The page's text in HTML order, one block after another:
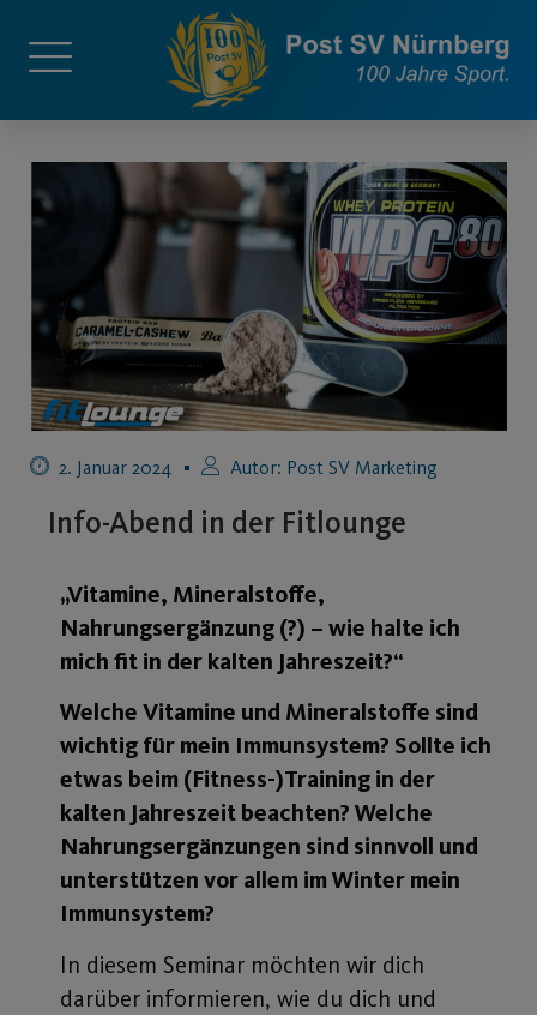
2. Januar 2024 Autor: Post SV Marketing
Info-Abend in der Fitlounge
„Vitamine, Mineralstoffe,
Nahrungsergänzung (?) – wie halte ich
mich fit in der kalten Jahreszeit?“
Welche Vitamine und Mineralstoffe sind
wichtig für mein Immunsystem? Sollte ich
etwas beim (Fitness-)Training in der
kalten Jahreszeit beachten? Welche
Nahrungsergänzungen sind sinnvoll und
unterstützen vor allem im Winter mein
Immunsystem?
In diesem Seminar möchten wir dich
darüber informieren, wie du dich und